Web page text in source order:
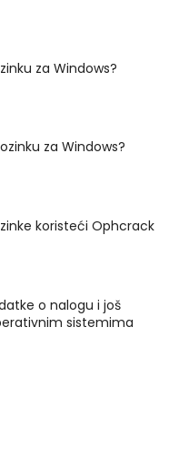
za Windows?
za Windows?
koristeći Ophcrack
o nalogu i još
sistemima